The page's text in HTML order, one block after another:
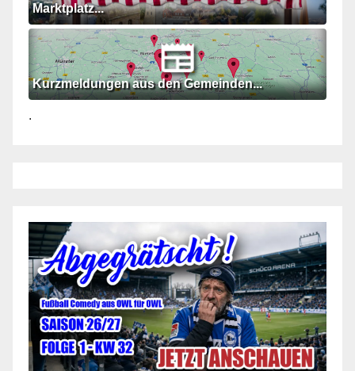
Marktplatz...
Kurzmeldungen aus den Gemeinden...
.